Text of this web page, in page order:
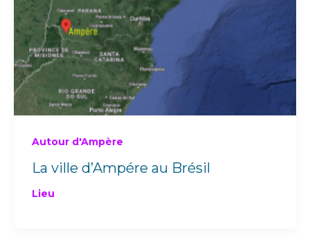
Autour d'Ampère
La ville d’Ampére au Brésil
Lieu